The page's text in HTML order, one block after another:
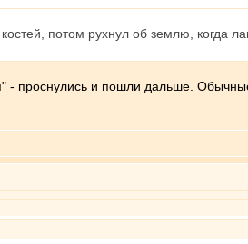
потом рухнул об землю, когда
- проснулись и пошли дальше.